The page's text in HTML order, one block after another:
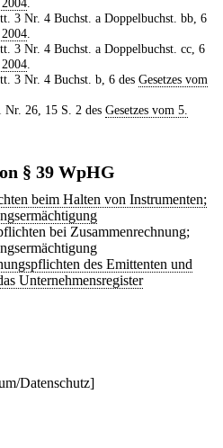
3 Nr. 4 Buchst. a Doppelbuchst. bb, 6
3 Nr. 4 Buchst. a Doppelbuchst. cc, 6
3 Nr. 4 Buchst. b, 6 des Gesetzes vom
Nr. 26, 15 S. 2 des Gesetzes vom 5.
§ 39 WpHG
beim Halten von Instrumenten;
bei Zusammenrechnung;
des Emittenten und
Unternehmensregister
Datenschutz]